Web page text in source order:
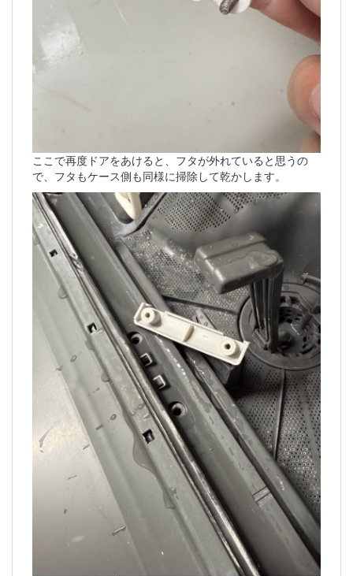
ここで再度ドアをあけると、フタが外れていると思うの
で、フタもケース側も同様に掃除して乾かします。